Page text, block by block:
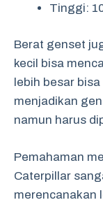
Tinggi:
Berat genset
kecil bisa
lebih besar
menjadikan
namun harus
Pemahaman
Caterpillar
merencanakan